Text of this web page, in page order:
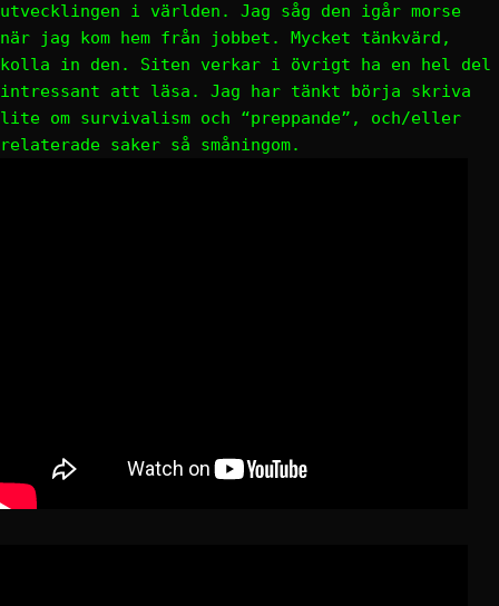
utvecklingen i världen. Jag såg den igår morse
när jag kom hem från jobbet. Mycket tänkvärd,
kolla in den. Siten verkar i övrigt ha en hel del
intressant att läsa. Jag har tänkt börja skriva
lite om survivalism och “preppande”, och/eller
relaterade saker så småningom.